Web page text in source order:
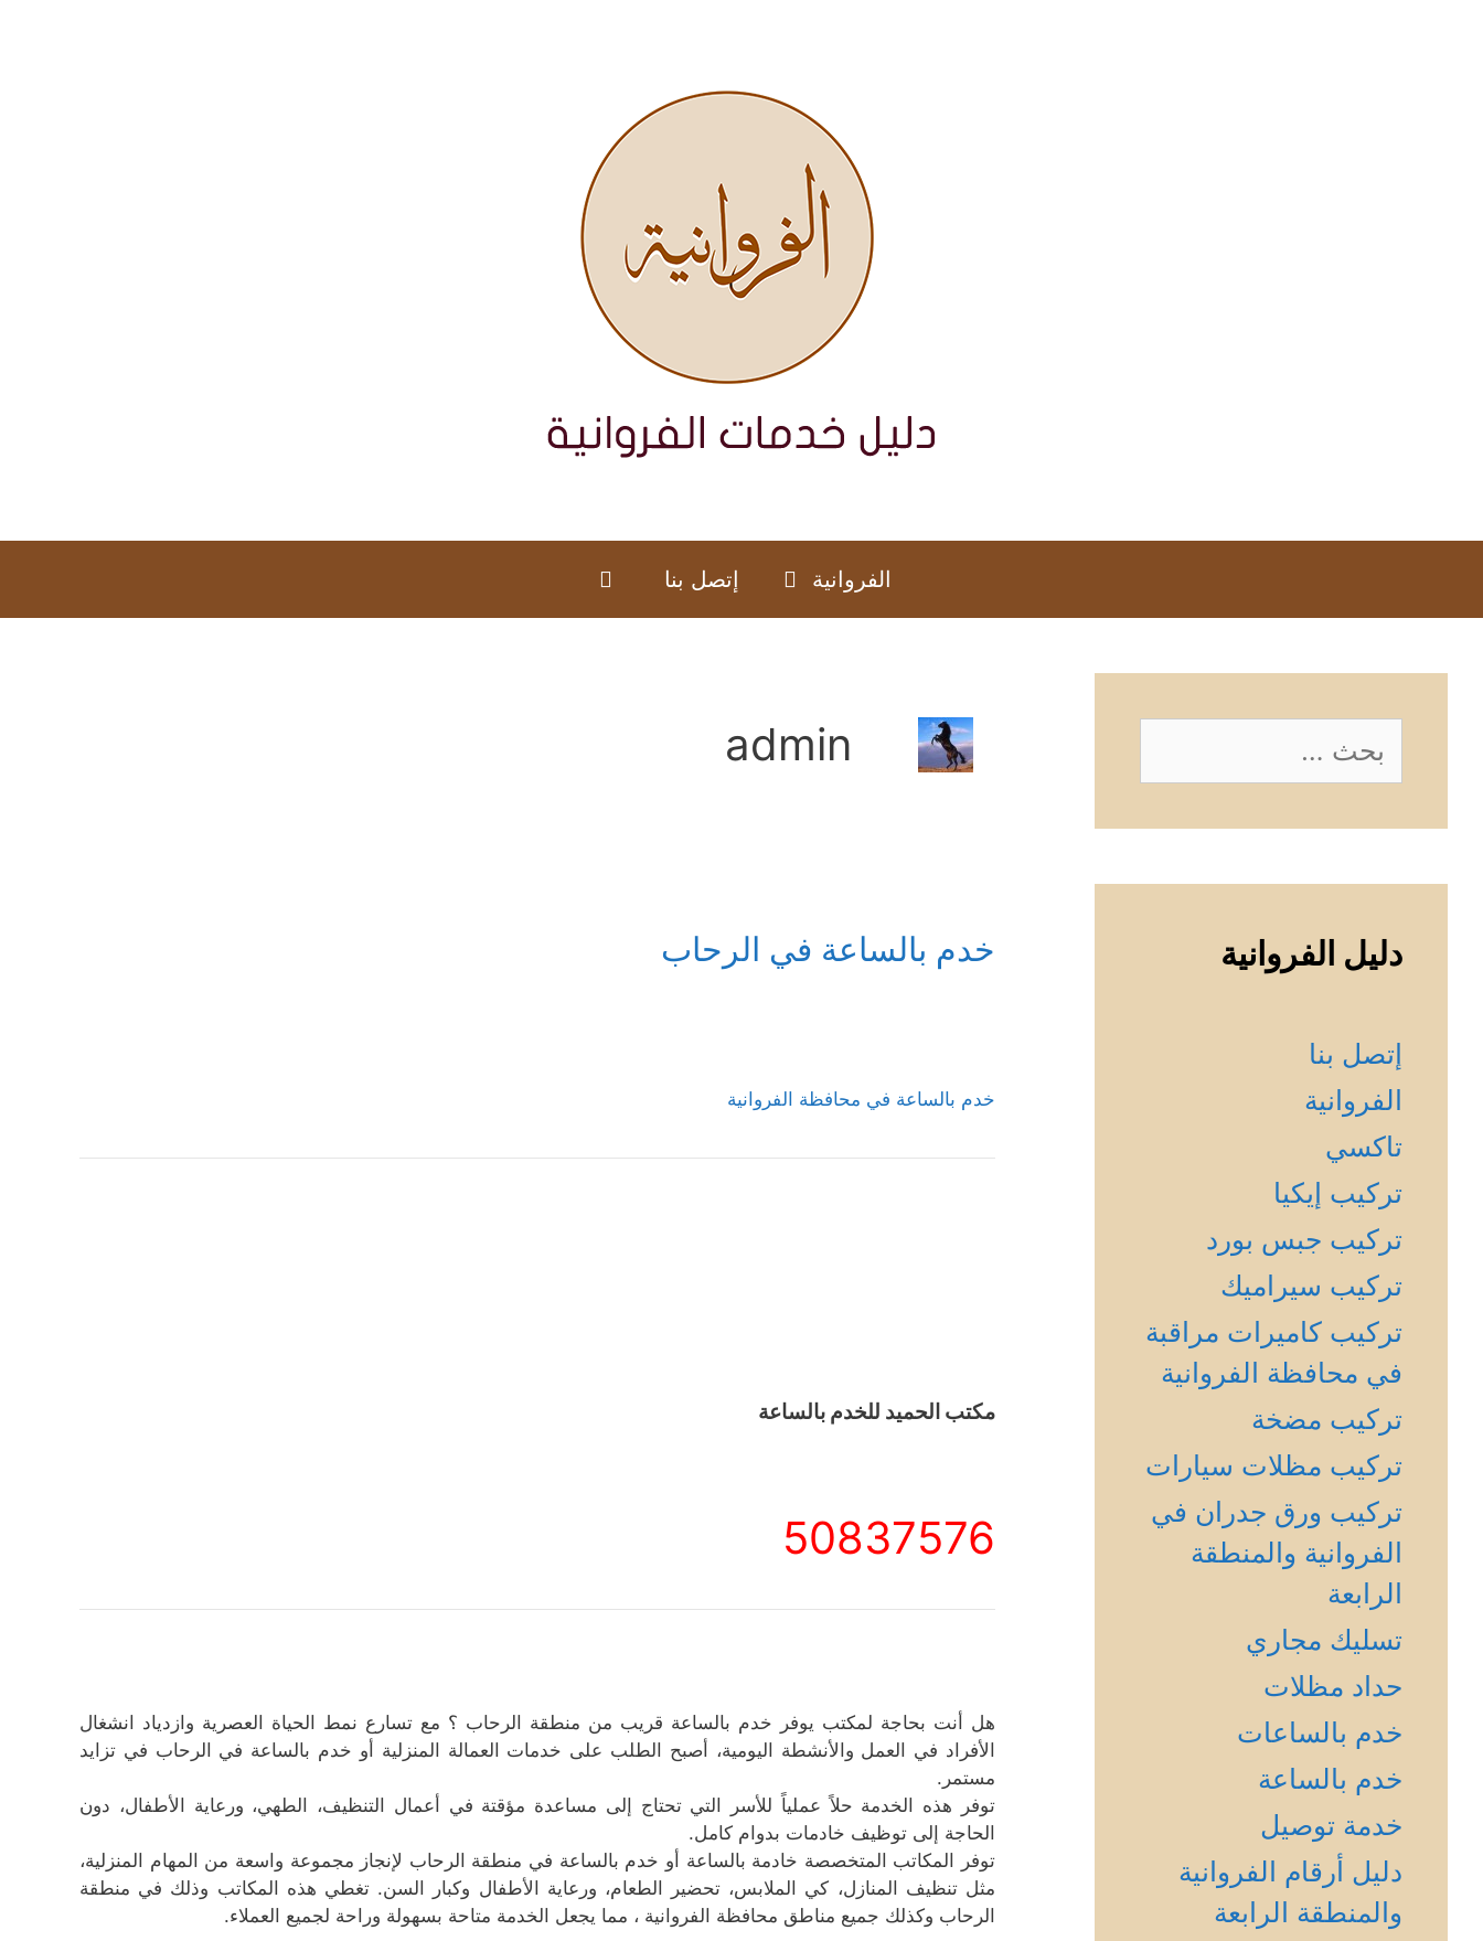
الفروانية إتصل بنا
admin
خدم بالساعة في الرحاب
خدم بالساعة في محافظة الفروانية
مكتب الحميد للخدم بالساعة
50837576
هل أنت بحاجة لمكتب يوفر خدم بالساعة قريب من منطقة الرحاب ؟ مع تسارع نمط الحياة العصرية وازدياد انشغال
الأفراد في العمل والأنشطة اليومية، أصبح الطلب على خدمات العمالة المنزلية أو خدم بالساعة في الرحاب في تزايد
مستمر.
توفر هذه الخدمة حلاً عملياً للأسر التي تحتاج إلى مساعدة مؤقتة في أعمال التنظيف، الطهي، ورعاية الأطفال، دون
الحاجة إلى توظيف خادمات بدوام كامل.
توفر المكاتب المتخصصة خادمة بالساعة أو خدم بالساعة في منطقة الرحاب لإنجاز مجموعة واسعة من المهام المنزلية،
مثل تنظيف المنازل، كي الملابس، تحضير الطعام، ورعاية الأطفال وكبار السن. تغطي هذه المكاتب وذلك في منطقة
الرحاب وكذلك جميع مناطق محافظة الفروانية ، مما يجعل الخدمة متاحة بسهولة وراحة لجميع العملاء.
البحث
عن:
دليل الفروانية
إتصل بنا
الفروانية
تاكسي
تركيب إيكيا
تركيب جبس بورد
تركيب سيراميك
تركيب كاميرات مراقبة
في محافظة الفروانية
تركيب مضخة
تركيب مظلات سيارات
تركيب ورق جدران في
الفروانية والمنطقة
الرابعة
تسليك مجاري
حداد مظلات
خدم بالساعات
خدم بالساعة
خدمة توصيل
دليل أرقام الفروانية
والمنطقة الرابعة